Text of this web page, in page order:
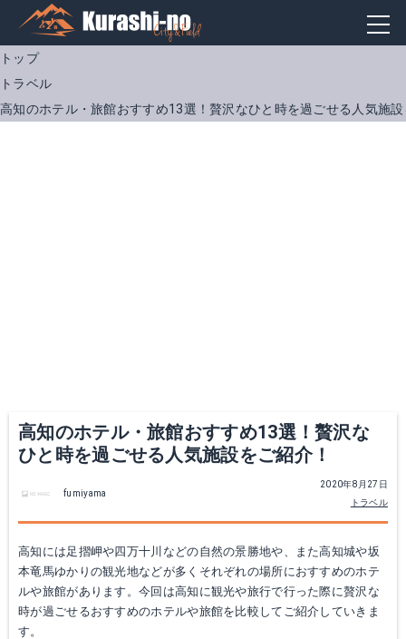
トップ
トラベル
高知のホテル・旅館おすすめ13選！贅沢なひと時を過ごせる人気施
高知のホテル・旅館おすすめ13選！贅沢な
ひと時を過ごせる人気施設をご紹介！
2020年8月27日
トラベル
fumiyama
高知には足摺岬や四万十川などの自然の景勝地や、また高知城や坂
本竜馬ゆかりの観光地などが多くそれぞれの場所におすすめのホテ
ルや旅館があります。今回は高知に観光や旅行で行った際に贅沢な
時が過ごせるおすすめのホテルや旅館を比較してご紹介していきま
す。